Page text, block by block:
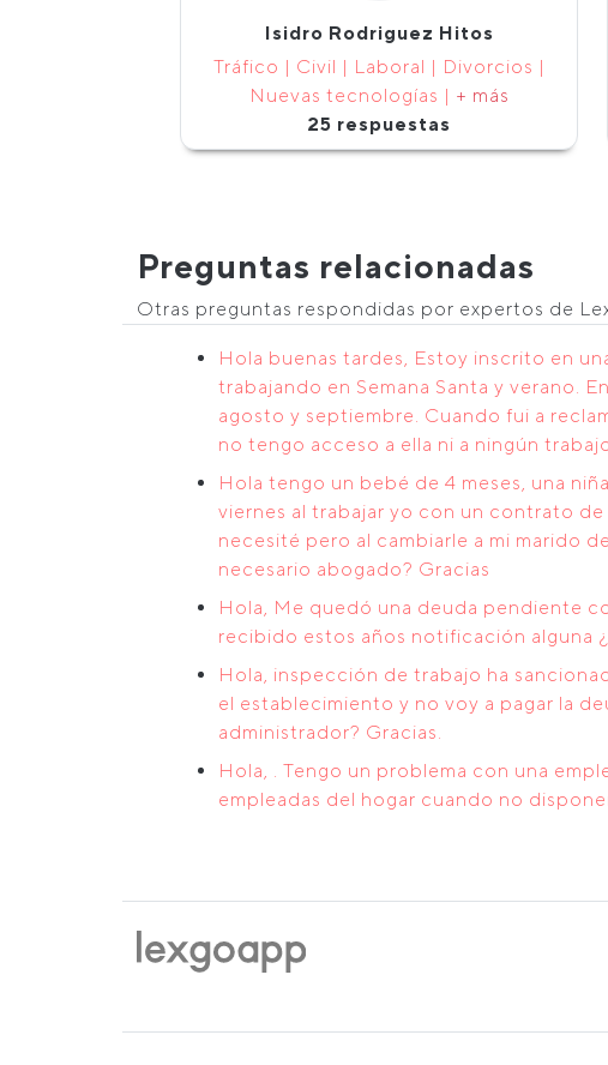
Isidro Rodriguez Hitos
Tráfico | Civil | Laboral | Divorcios |
Nuevas tecnologías | + más
25 respuestas
Preguntas relacionadas
Otras preguntas respondidas por expertos de
Hola buenas tardes, Estoy inscrito en
trabajando en Semana Santa y verano.
agosto y septiembre. Cuando fui a
no tengo acceso a ella ni a ningún
Hola tengo un bebé de 4 meses, una
viernes al trabajar yo con un contrato
necesité pero al cambiarle a mi marido
necesario abogado? Gracias
Hola, Me quedó una deuda pendiente
recibido estos años notificación alguna
Hola, inspección de trabajo ha
el establecimiento y no voy a pagar la
administrador? Gracias.
Hola, . Tengo un problema con una
empleadas del hogar cuando no